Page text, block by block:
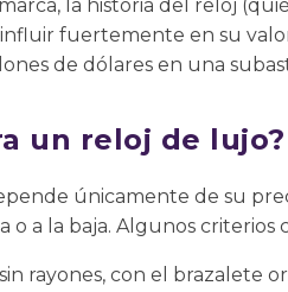
la historia del reloj
fuertemente en su
de dólares en una
un reloj de lujo?
únicamente de su
a la baja. Algunos criterios
rayones, con el brazalete